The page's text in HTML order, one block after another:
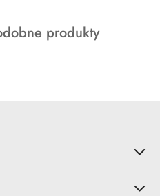
produkty